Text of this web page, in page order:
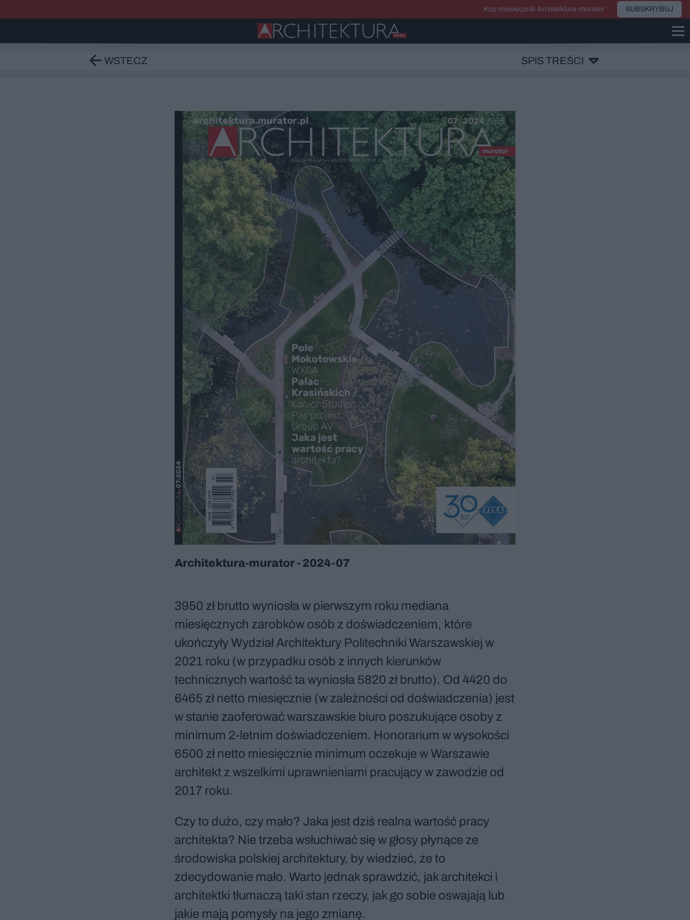
Kup miesięcznik Architektura-murator SUBSKRYBUJ
WSTECZ SPIS TREŚCI
Architektura-murator - 2024-07
3950 zł brutto wyniosła w pierwszym roku mediana
miesięcznych zarobków osób z doświadczeniem, które
ukończyły Wydział Architektury Politechniki Warszawskiej w
2021 roku (w przypadku osób z innych kierunków
technicznych wartość ta wyniosła 5820 zł brutto). Od 4420 do
6465 zł netto miesięcznie (w zależności od doświadczenia) jest
w stanie zaoferować warszawskie biuro poszukujące osoby z
minimum 2-letnim doświadczeniem. Honorarium w wysokości
6500 zł netto miesięcznie minimum oczekuje w Warszawie
architekt z wszelkimi uprawnieniami pracujący w zawodzie od
2017 roku.
Czy to dużo, czy mało? Jaka jest dziś realna wartość pracy
architekta? Nie trzeba wsłuchiwać się w głosy płynące ze
środowiska polskiej architektury, by wiedzieć, że to
zdecydowanie mało. Warto jednak sprawdzić, jak architekci i
architektki tłumaczą taki stan rzeczy, jak go sobie oswajają lub
jakie mają pomysły na jego zmianę.